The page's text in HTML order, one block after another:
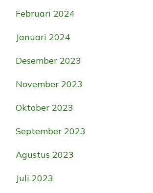
Februari 2024
Januari 2024
Desember 2023
November 2023
Oktober 2023
September 2023
Agustus 2023
Juli 2023